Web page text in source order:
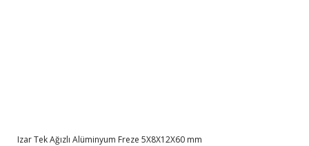
Izar Tek Ağızlı Alüminyum Freze 5X8X12X60 mm